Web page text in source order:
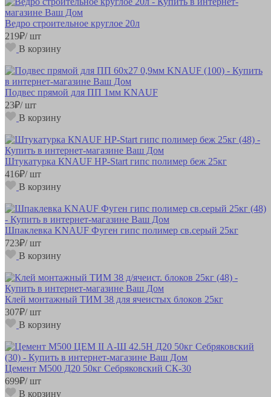
Ведро строительное круглое 20л
219₽/ шт
В корзину
Подвес прямой для ПП 1мм KNAUF
23₽/ шт
В корзину
Штукатурка КNAUF НР-Start гипс полимер беж 25кг
416₽/ шт
В корзину
Шпаклевка KNAUF Фуген гипс полимер св.серый 25кг
723₽/ шт
В корзину
Клей монтажный ТИМ 38 для ячеистых блоков 25кг
307₽/ шт
В корзину
Цемент М500 Д20 50кг Себряковский СК-30
699₽/ шт
В корзину